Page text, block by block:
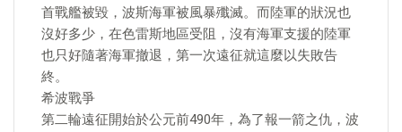
首戰艦被毀，波斯海軍被風暴殲滅。而陸軍的狀況也
沒好多少，在色雷斯地區受阻，沒有海軍支援的陸軍
也只好隨著海軍撤退，第一次遠征就這麼以失敗告
終。
希波戰爭
第二輪遠征開始於公元前490年，為了報一箭之仇，波